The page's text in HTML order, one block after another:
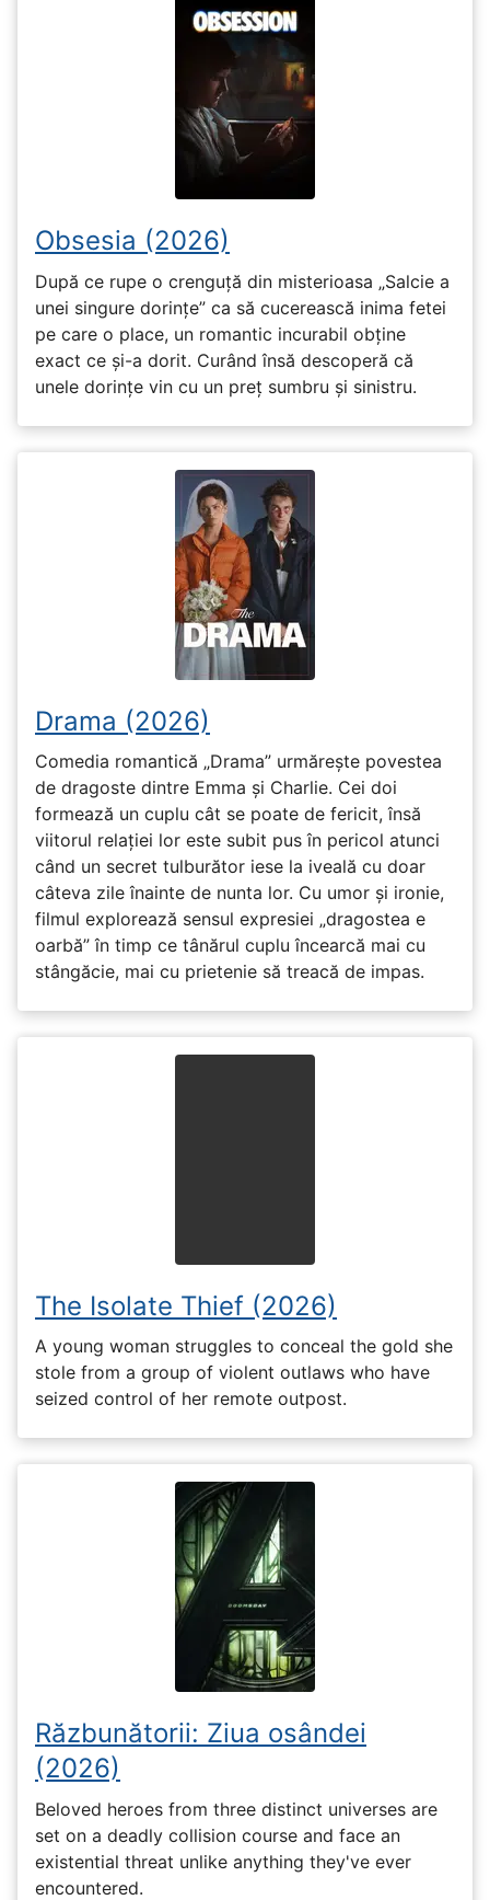
Obsesia (2026)
După ce rupe o crenguță din misterioasa „Salcie a
unei singure dorințe” ca să cucerească inima fetei
pe care o place, un romantic incurabil obține
exact ce și-a dorit. Curând însă descoperă că
unele dorințe vin cu un preț sumbru și sinistru.
Drama (2026)
Comedia romantică „Drama” urmărește povestea
de dragoste dintre Emma și Charlie. Cei doi
formează un cuplu cât se poate de fericit, însă
viitorul relației lor este subit pus în pericol atunci
când un secret tulburător iese la iveală cu doar
câteva zile înainte de nunta lor. Cu umor și ironie,
filmul explorează sensul expresiei „dragostea e
oarbă” în timp ce tânărul cuplu încearcă mai cu
stângăcie, mai cu prietenie să treacă de impas.
The Isolate Thief (2026)
A young woman struggles to conceal the gold she
stole from a group of violent outlaws who have
seized control of her remote outpost.
Răzbunătorii: Ziua osândei
(2026)
Beloved heroes from three distinct universes are
set on a deadly collision course and face an
existential threat unlike anything they've ever
encountered.